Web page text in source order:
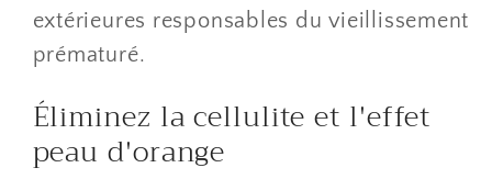
extérieures responsables du vieillissement
prématuré.
​Éliminez la cellulite et l'effet
peau d'orange